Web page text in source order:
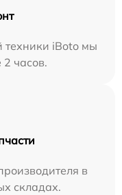
техники iBoto мы
2 часов.
в
складах.